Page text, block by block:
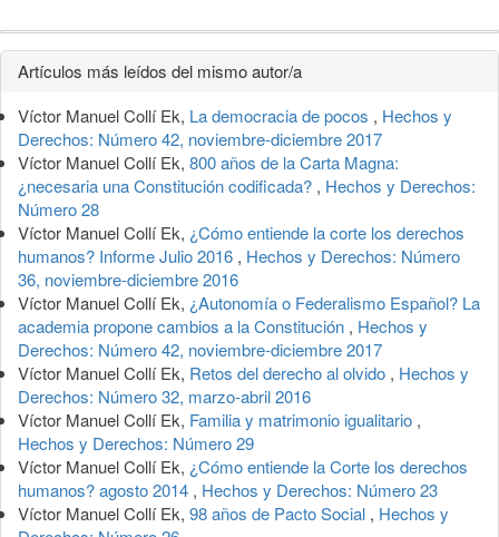
Detalles
del
artículo
Artículos más leídos del mismo autor/a
Víctor Manuel Collí Ek, La democracia de pocos , Hechos y
Derechos: Número 42, noviembre-diciembre 2017
Víctor Manuel Collí Ek, 800 años de la Carta Magna:
¿necesaria una Constitución codificada? , Hechos y Derechos:
Número 28
Víctor Manuel Collí Ek, ¿Cómo entiende la corte los derechos
humanos? Informe Julio 2016 , Hechos y Derechos: Número
36, noviembre-diciembre 2016
Víctor Manuel Collí Ek, ¿Autonomía o Federalismo Español? La
academia propone cambios a la Constitución , Hechos y
Derechos: Número 42, noviembre-diciembre 2017
Víctor Manuel Collí Ek, Retos del derecho al olvido , Hechos y
Derechos: Número 32, marzo-abril 2016
Víctor Manuel Collí Ek, Familia y matrimonio igualitario ,
Hechos y Derechos: Número 29
Víctor Manuel Collí Ek, ¿Cómo entiende la Corte los derechos
humanos? agosto 2014 , Hechos y Derechos: Número 23
Víctor Manuel Collí Ek, 98 años de Pacto Social , Hechos y